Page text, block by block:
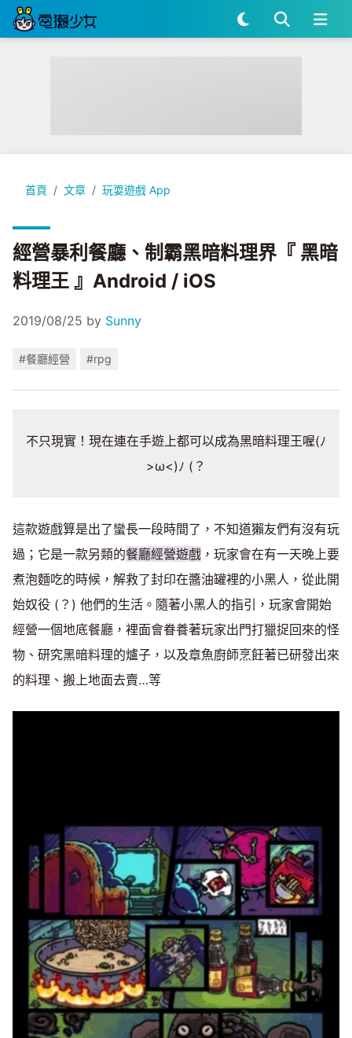
首頁 文章 玩耍遊戲 App
經營暴利餐廳、制霸黑暗料理界『 黑暗料理王 』Android / iOS
經營暴利餐廳、制霸黑暗料理界『 黑暗
料理王 』Android / iOS
2019/08/25 by Sunny
#餐廳經營 #rpg
不只現實！現在連在手遊上都可以成為黑暗料理王喔(ﾉ
>ω<)ﾉ (？
這款遊戲算是出了蠻長一段時間了，不知道獺友們有沒有玩
過；它是一款另類的餐廳經營遊戲 ，玩家會在有一天晚上要
煮泡麵吃的時候，解救了封印在醬油罐裡的小黑人，從此開
始奴役 (？) 他們的生活。隨著小黑人的指引，玩家會開始
經營一個地底餐廳，裡面會眷養著玩家出門打獵捉回來的怪
物、研究黑暗料理的爐子，以及章魚廚師烹飪著已研發出來
的料理、搬上地面去賣…等